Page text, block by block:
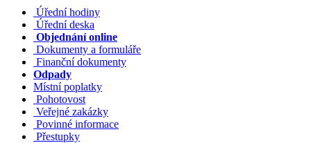
Úřední hodiny
Úřední deska
Objednání online
Dokumenty a formuláře
Finanční dokumenty
Odpady
Místní poplatky
Pohotovost
Veřejné zakázky
Povinné informace
Přestupky